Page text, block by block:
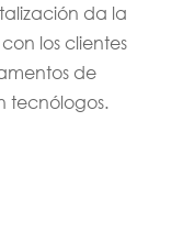
da la
los clientes
de
tecnólogos.